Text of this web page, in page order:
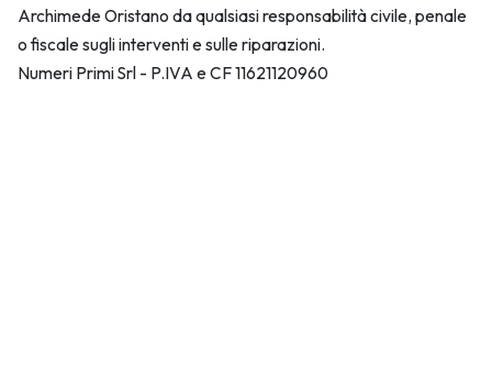
Archimede Oristano da qualsiasi responsabilità civile, penale
o fiscale sugli interventi e sulle riparazioni.
Numeri Primi Srl - P.IVA e CF 11621120960